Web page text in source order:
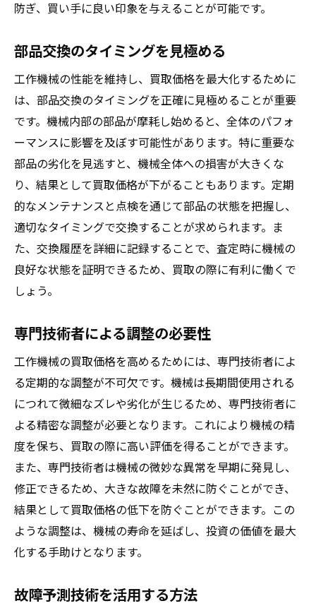
防ぎ、買い手に良い印象を与えることが可能です。
部品交換のタイミングを見極める
工作機械の性能を維持し、買取価格を最大化するために
は、部品交換のタイミングを正確に見極めることが重要
です。機械内部の部品が摩耗し始めると、全体のパフォ
ーマンスに影響を及ぼす可能性があります。特に重要な
部品の劣化を見逃すと、機械全体への損害が大きくな
り、結果として買取価格が下がることもあります。定期
的なメンテナンスと点検を通じて部品の状態を把握し、
適切なタイミングで交換することが求められます。ま
た、交換履歴を詳細に記録することで、査定時に機械の
良好な状態を証明できるため、買取の際に有利に働くで
しょう。
専門技術者による調整の必要性
工作機械の買取価格を高めるためには、専門技術者によ
る定期的な調整が不可欠です。機械は長期間使用される
につれて微細なズレや劣化が生じるため、専門技術者に
よる精密な調整が必要となります。これにより機械の精
度を保ち、買取の際に高い評価を得ることができます。
また、専門技術者は機械の微妙な異常を早期に発見し、
修正できるため、大きな故障を未然に防ぐことができ、
結果として買取価格の低下を防ぐことができます。この
ような調整は、機械の寿命を延ばし、投資の価値を最大
化する手助けとなります。
故障予測技術を活用する方法